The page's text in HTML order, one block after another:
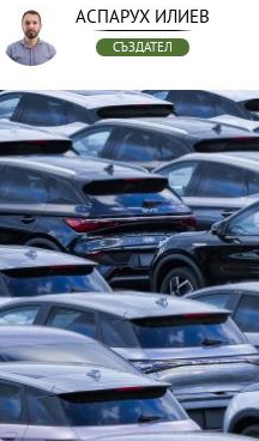
АСПАРУХ ИЛИЕВ
СЪЗДАТЕЛ